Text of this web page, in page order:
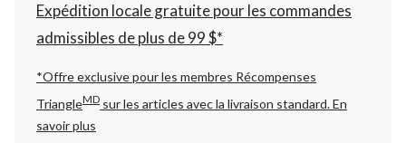
Expédition locale gratuite pour les commandes
admissibles de plus de 99 $*
*Offre exclusive pour les membres Récompenses
TriangleMD sur les articles avec la livraison standard.En
savoir plus